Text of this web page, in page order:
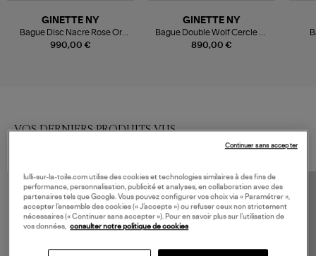
990,00 €
GINETTE NY
Bague Disc Nacre Rose Or
Rose
890,00 €
GINETTE NY
Bague Double Wolf Cercle Or
Rose
VOS DERNIERS PRODUITS VUS
lulli-sur-la-toile.com utilise des cookies et technologies similaires à des fins de
performance, personnalisation, publicité et analyses, en collaboration avec des
partenaires tels que Google. Vous pouvez configurer vos choix via « Paramétrer »,
accepter l’ensemble des cookies (« J’accepte ») ou refuser ceux non strictement
nécessaires (« Continuer sans accepter »). Pour en savoir plus sur l’utilisation de
vos données, consulter notre politique de cookies
Continuer sans accepter